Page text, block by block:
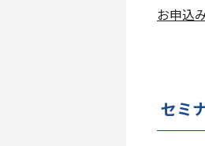
お申込
セミ